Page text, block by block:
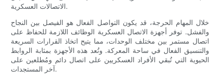
الاتصالات العسكرية.
خلال المهام الحرجة، قد يكون التواصل الفعال هو الفيصل بين النجاح
والفشل. توفر أجهزة الاتصال العسكرية الوظائف اللازمة للحفاظ على
اتصال مستمر بين مختلف الوحدات، مما يتيح اتخاذ القرارات السريعة
والتنسيق الفعال في ساحة المعركة. وتُعد هذه الأجهزة بمثابة الروابط
الحيوية التي تُبقي الأفراد العسكريين على اتصال دائم ومُطلعين على
آخر المستجدات.